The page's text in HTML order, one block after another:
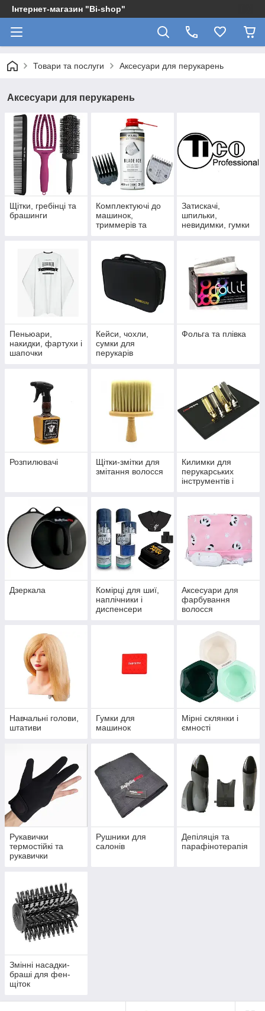
Інтернет-магазин "Bi-shop"
Товари та послуги Аксесуари для перукарень
Аксесуари для перукарень
Щітки, гребінці та
брашинги
Комплектуючі до
машинок,
триммерів та
Затискачі,
шпильки,
невидимки, гумки
Пеньюари,
накидки, фартухи і
шапочки
Кейси, чохли,
сумки для
перукарів
Фольга та плівка
Розпилювачі
Щітки-змітки для
змітання волосся
Килимки для
перукарських
інструментів і
Дзеркала
Комірці для шиї,
наплічники і
диспенсери
Аксесуари для
фарбування
волосся
Навчальні голови,
штативи
Гумки для
машинок
Мірні склянки і
ємності
Рукавички
термостійкі та
рукавички
Рушники для
салонів
Депіляція та
парафінотерапія
Змінні насадки-
браші для фен-
щіток